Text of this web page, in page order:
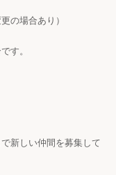
の場合あり）
す。
新しい仲間を募集して